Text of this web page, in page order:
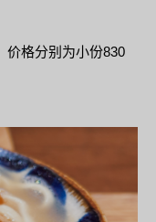
价格分别为小份830